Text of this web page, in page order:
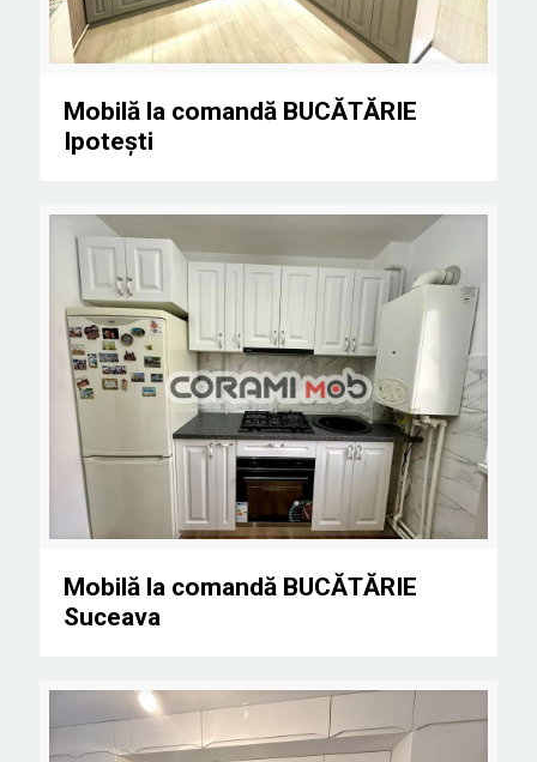
Mobilă la comandă BUCĂTĂRIE Ipoteşti
Mobilă la comandă BUCĂTĂRIE
Ipoteşti
Mobilă la comandă BUCĂTĂRIE Suceava
Mobilă la comandă BUCĂTĂRIE
Suceava